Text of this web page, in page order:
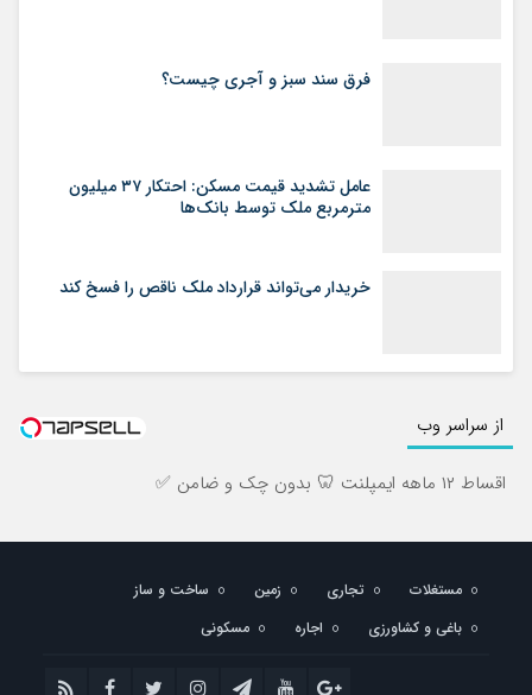
فرق سند سبز و آجری چیست؟
عامل تشدید قیمت مسکن: احتکار ۳۷ میلیون
مترمربع ملک توسط بانک‌ها
خریدار می‌تواند قرارداد ملک ناقص را فسخ کند
از سراسر وب
اقساط ۱۲ ماهه ایمپلنت 🦷 بدون چک و ضامن ✅
مستغلات تجاری زمین
ساخت و ساز
باغی و کشاورزی
اجاره مسکونی